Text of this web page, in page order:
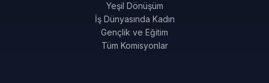
Yeşil Dönüşüm
İş Dünyasında Kadın
Gençlik ve Eğitim
Tüm Komisyonlar